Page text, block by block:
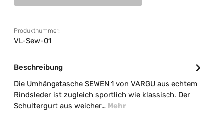
Produktnummer:
VL-Sew-01
Beschreibung
Die Umhängetasche SEWEN 1 von VARGU aus echtem
Rindsleder ist zugleich sportlich wie klassisch. Der
Schultergurt aus weicher… Mehr